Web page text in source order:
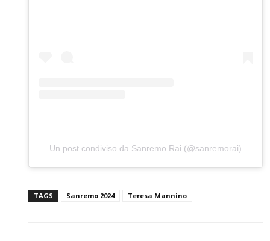
Un post condiviso da Sanremo Rai (@sanremorai)
TAGS Sanremo 2024 Teresa Mannino